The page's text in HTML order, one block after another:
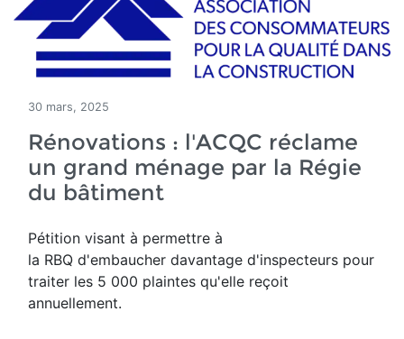
30 mars, 2025
Rénovations : l'ACQC réclame
un grand ménage par la Régie
du bâtiment
Pétition visant à permettre à
la RBQ d'embaucher davantage d'inspecteurs pour
traiter les 5 000 plaintes qu'elle reçoit
annuellement.